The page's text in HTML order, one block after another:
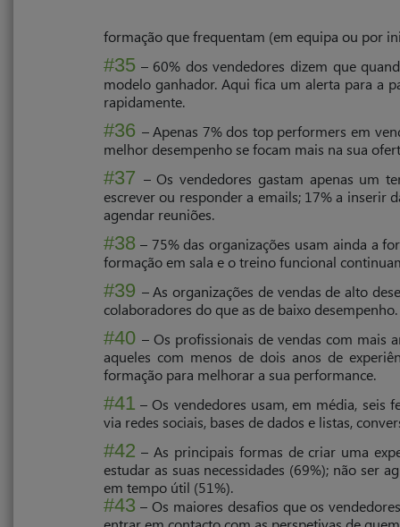
Social Selling
#28– 67% da viagem do comprador já é
peças de conteúdo antes de se envolverem
#29– 75% dos compradores B2B e 84% dos
#30 – 65% dos vendedores que usam o
com os vendedores que não o fazem.
#31– 40% dos vendedores fecharam
#32– 50% da receita em vendas é
incluindo software, saúde e marketing/
#33 – A utilização das várias ferra­mentas
respetivamente.
Produtividade
#34– Mais de metade dos vendedores
alimentam-se no exemplo do diretor de
formação que frequentam (em equipa ou por
#35 – 60% dos vendedores dizem que
modelo ganhador. Aqui fica um alerta para a
rapidamente.
#36 – Apenas 7% dos top performers em
melhor desempenho se focam mais na sua
#37 – Os vendedores gastam apenas um
escrever ou responder a emails; 17% a inserir
agendar reuniões.
#38 – 75% das organizações usam ainda a
formação em sala e o treino funcional
#39 – As organizações de vendas de alto
colaboradores do que as de baixo
#40 – Os profissionais de vendas com mais
aqueles com menos de dois anos de
formação para melhorar a sua performance.
#41 – Os vendedores usam, em média, seis
via redes sociais, bases de dados e listas,
#42 – As principais formas de criar uma
estudar as suas necessidades (69%); não ser
em tempo útil (51%).
#43 – Os maiores desafios que os